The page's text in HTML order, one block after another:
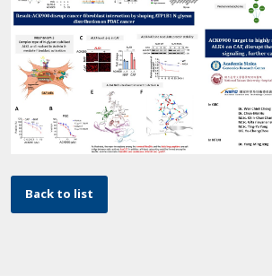
Back to list